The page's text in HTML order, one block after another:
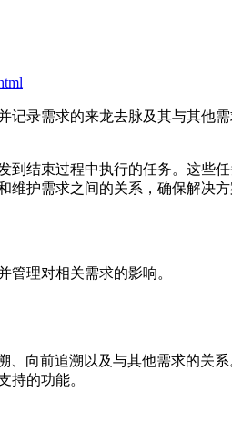
记录需求的来龙去脉及其与其
结束过程中执行的任务。这些
护需求之间的关系，确保解决方
管理对相关需求的影响。
、向前追溯以及与其他需求的关
持的功能。